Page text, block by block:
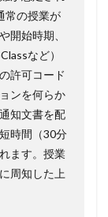
常の授業が
開始時期、
など）
許可コード
ンを何らか
知文書を配
時間（30分
ます。授業
周知した上